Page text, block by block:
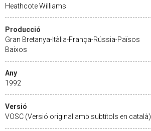
Heathcote Williams
Producció
Gran Bretanya-Itàlia-França-Rússia-Països
Baixos
Any
1992
Versió
VOSC (Versió original amb subtítols en català)